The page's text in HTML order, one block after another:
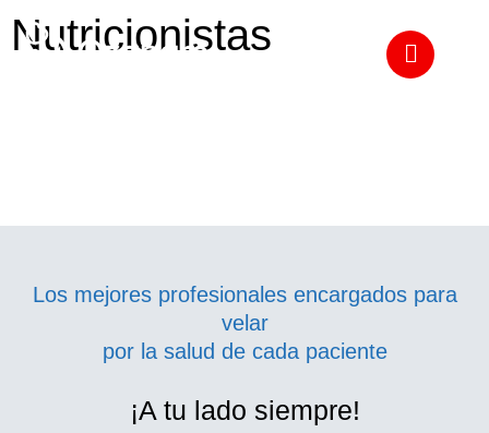
Nutricionistas
Los mejores profesionales encargados para
velar
por la salud de cada paciente
¡A tu lado siempre!